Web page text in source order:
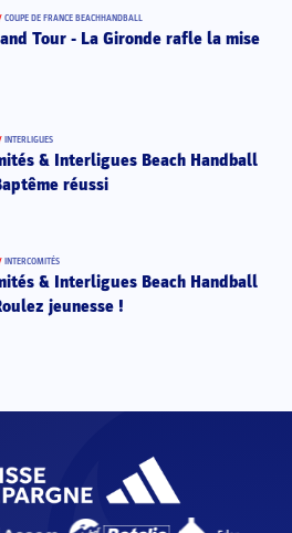
COUPE DE FRANCE BEACHHANDBALL
Tour - La Gironde rafle la mise
INTERLIGUES
& Interligues Beach Handball
réussi
INTERCOMITÉS
& Interligues Beach Handball
jeunesse !